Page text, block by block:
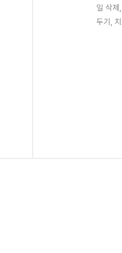
는 자동 치료, 치료 불가 파일 삭
치료 혹은 그대로 두기, 치료 레벨
일 삭제
두기,